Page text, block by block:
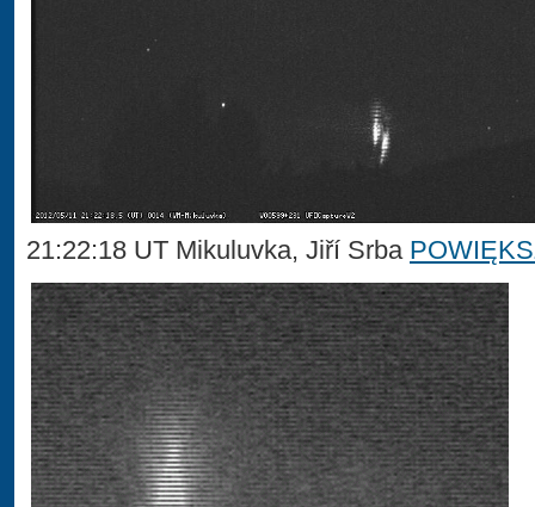
21:22:18 UT Mikuluvka, Jiří Srba